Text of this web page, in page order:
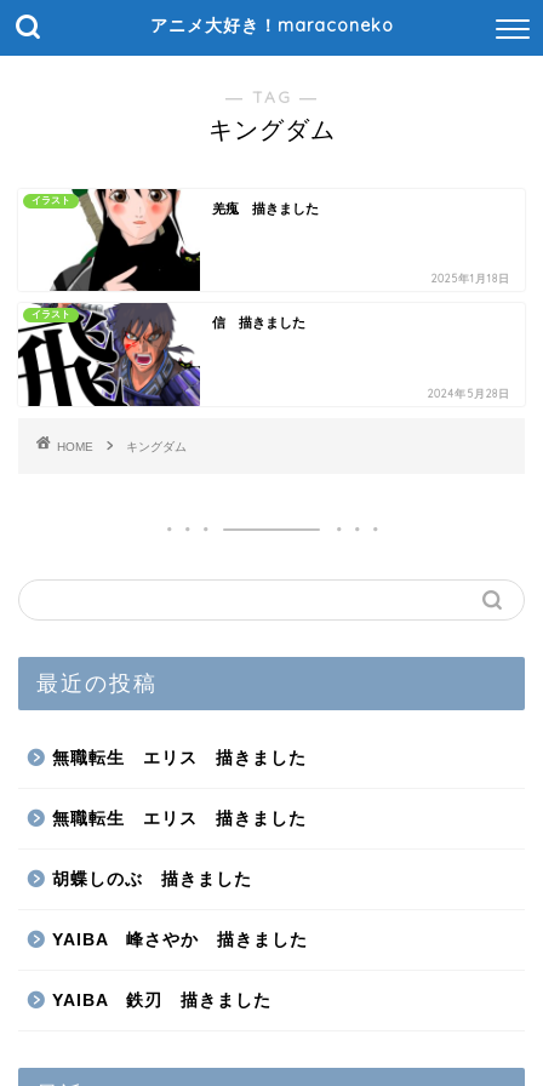
アニメ大好き！maraconeko
― TAG ―
キングダム
イラスト
羌瘣 描きました
2025年1月18日
イラスト
信 描きました
2024年5月28日
HOME キングダム
最近の投稿
無職転生 エリス 描きました
無職転生 エリス 描きました
胡蝶しのぶ 描きました
YAIBA 峰さやか 描きました
YAIBA 鉄刃 描きました